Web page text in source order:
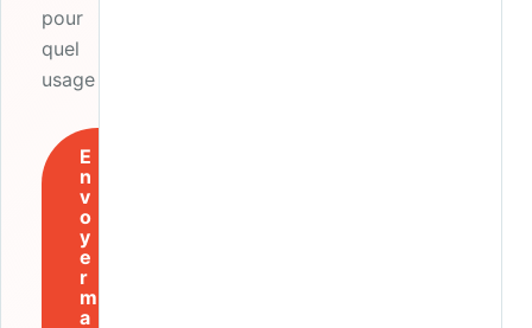
pour
quel
usage ?
E
n
v
o
y
e
r
m
a